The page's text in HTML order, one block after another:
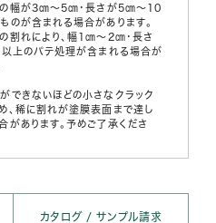
幅が3㎝～5㎝・長さが5㎝～10
のが含まれる場合があります。
割れにより、幅1㎝～2㎝・長さ
上のパテ処理が含まれる場合が
できないほどの小さなクラック
、稀に割れが塗膜表面まで達し
があります。予めご了承くださ
カタログ / サンプル請求